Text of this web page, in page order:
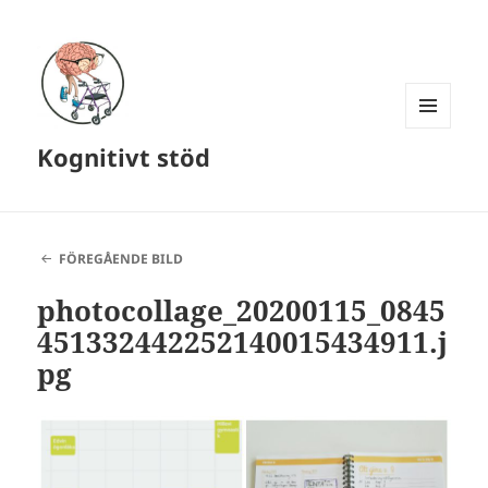
Kognitivt stöd
FÖREGÅENDE BILD
photocollage_20200115_0845
451332442252140015434911.j
pg